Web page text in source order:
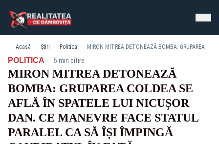
Acasă Știri Politica MIRON MITREA DETONEAZĂ BOMBA: GRUPAREA COLDEA SE AFLĂ ÎN SPATELE LUI NICUȘOR DAN. CE MANEVRE FACE STATUL PARALEL CA SĂ ÎȘI ÎMPINGĂ CANDIDATUL ÎN FAȚĂ
POLITICA· 5 min citire
MIRON MITREA DETONEAZĂ
BOMBA: GRUPAREA COLDEA SE
AFLĂ ÎN SPATELE LUI NICUȘOR
DAN. CE MANEVRE FACE STATUL
PARALEL CA SĂ ÎȘI ÎMPINGĂ